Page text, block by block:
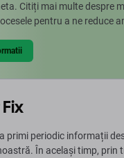
Citiți mai multe despre
pentru a ne reduce
primi periodic informații
În același timp, prin